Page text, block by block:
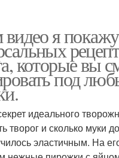
я
которые вы
под
идеального
творог и сколько муки
эластичным. На